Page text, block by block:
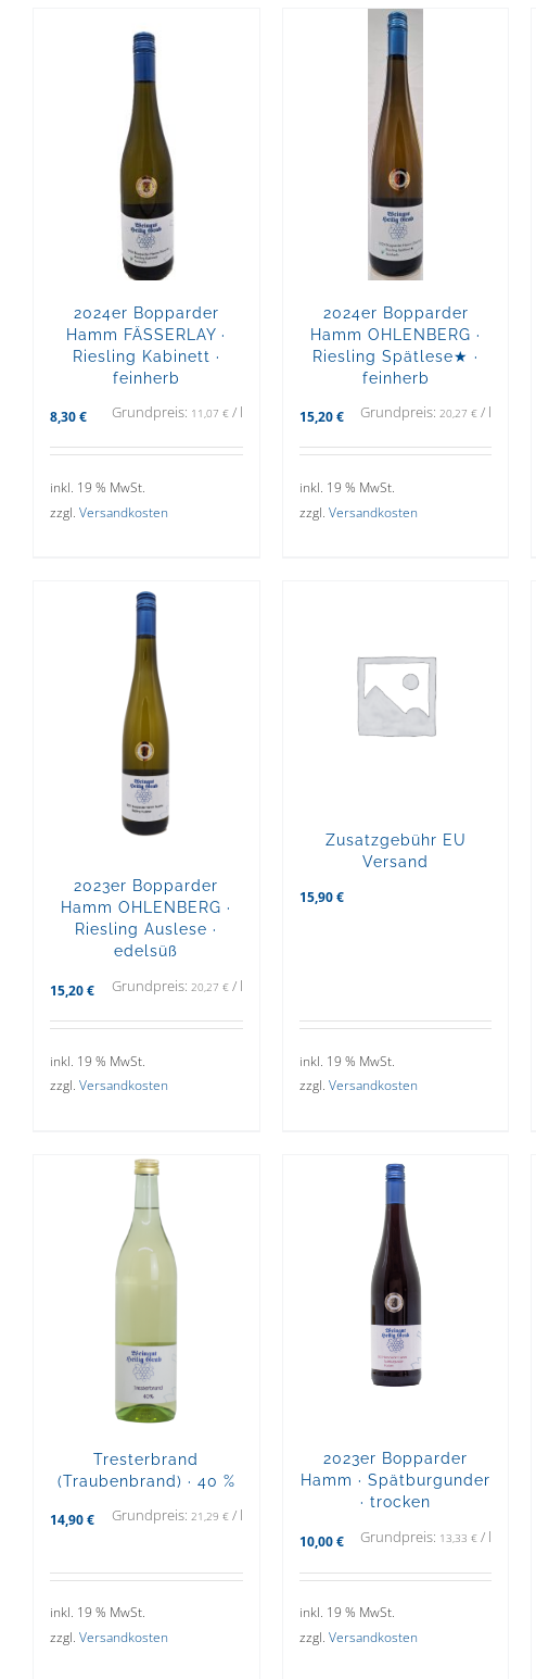
2024er Bopparder
Hamm FÄSSERLAY ·
Riesling Kabinett ·
feinherb
8,30 € Grundpreis: 11,07 €/ l
inkl. 19 % MwSt.
zzgl. Versandkosten
2024er Bopparder
Hamm OHLENBERG ·
Riesling Spätlese★ ·
feinherb
15,20 € Grundpreis:20,27€ / l
inkl. 19 % MwSt.
zzgl. Versandkosten
2023er Bopparder
Hamm OHLENBERG ·
Riesling Auslese ·
edelsüß
15,20 € Grundpreis: 20,27 €/ l
inkl. 19 % MwSt.
zzgl. Versandkosten
Zusatzgebühr EU
Versand
15,90 €
inkl. 19 % MwSt.
zzgl. Versandkosten
Tresterbrand
(Traubenbrand) · 40 %
14,90 € Grundpreis: 21,29 €/ l
inkl. 19 % MwSt.
zzgl. Versandkosten
2023er Bopparder
Hamm · Spätburgunder
· trocken
10,00 € Grundpreis: 13,33€ / l
inkl. 19 % MwSt.
zzgl. Versandkosten